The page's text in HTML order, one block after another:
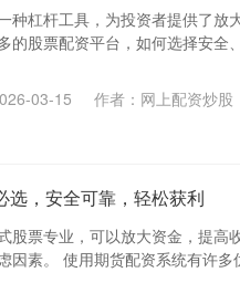
种杠杆工具，为投资者提供了放
的股票配资平台，如何选择安全
03-15 作者：网上配资炒股
选，安全可靠，轻松获利
股票专业，可以放大资金，提高
因素。 使用期货配资系统有许